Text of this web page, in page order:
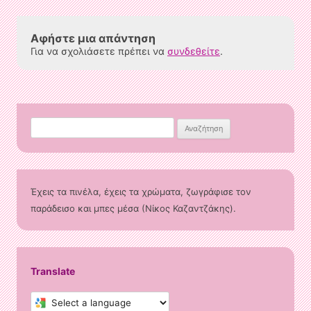
Αφήστε μια απάντηση
Για να σχολιάσετε πρέπει να συνδεθείτε.
για:
Έχεις τα πινέλα, έχεις τα χρώματα, ζωγράφισε τον
παράδεισο και μπες μέσα (Νίκος Καζαντζάκης).
Translate
Select